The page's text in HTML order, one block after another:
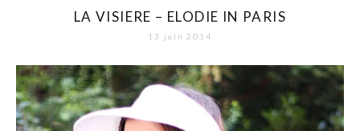
LA VISIERE – ELODIE IN PARIS
13 juin 2014